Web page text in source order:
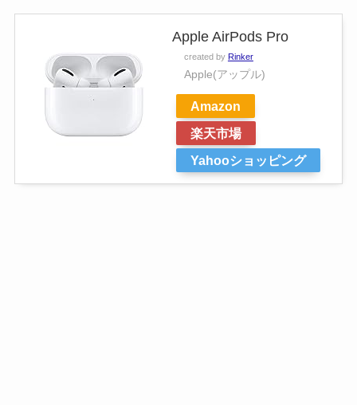
Apple AirPods Pro
created by Rinker
Apple(アップル)
Amazon
楽天市場
Yahooショッピング